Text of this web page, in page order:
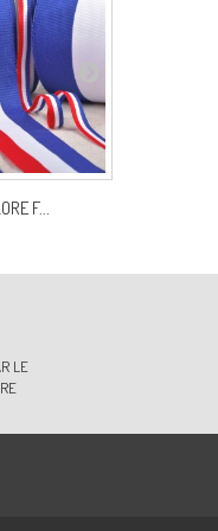
F...
LE